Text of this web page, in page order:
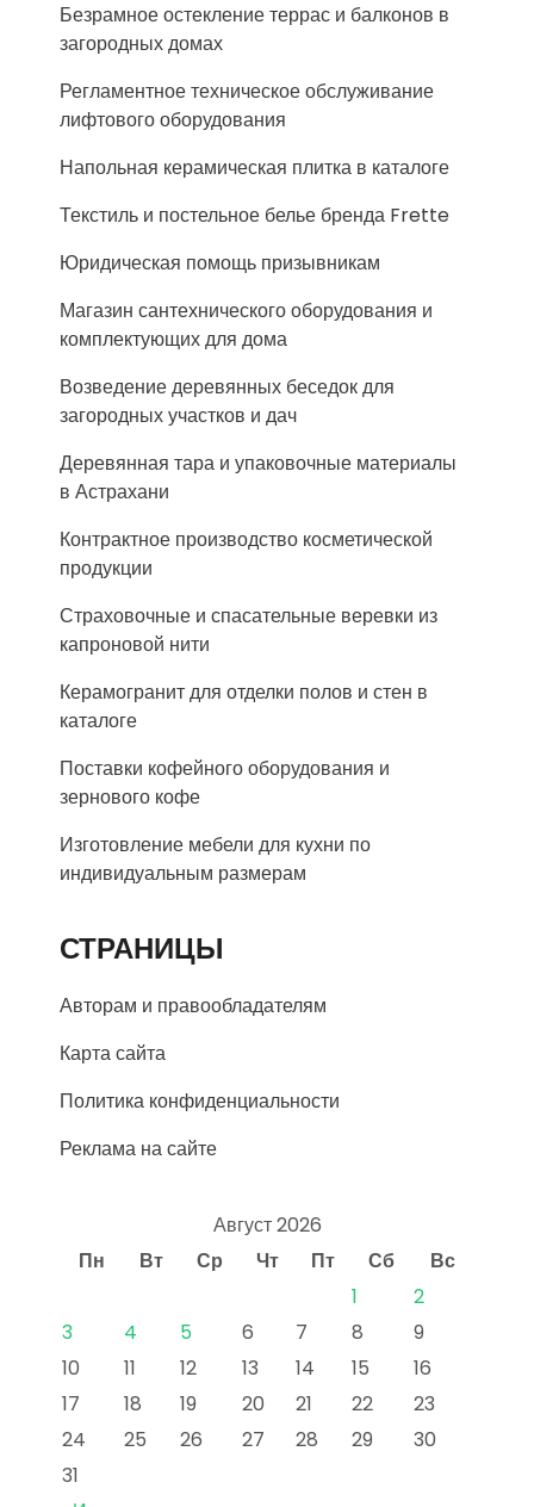
Безрамное остекление террас и балконов в
загородных домах
Регламентное техническое обслуживание
лифтового оборудования
Напольная керамическая плитка в каталоге
Текстиль и постельное белье бренда Frette
Юридическая помощь призывникам
Магазин сантехнического оборудования и
комплектующих для дома
Возведение деревянных беседок для
загородных участков и дач
Деревянная тара и упаковочные материалы
в Астрахани
Контрактное производство косметической
продукции
Страховочные и спасательные веревки из
капроновой нити
Керамогранит для отделки полов и стен в
каталоге
Поставки кофейного оборудования и
зернового кофе
Изготовление мебели для кухни по
индивидуальным размерам
СТРАНИЦЫ
Авторам и правообладателям
Карта сайта
Политика конфиденциальности
Реклама на сайте
Август 2026
Пн
Вт Ср Чт Пт Сб
Вс
1
2
3
4 5 6 7 8
9
10
11 12 13 14 15
16
17
18 19 20 21 22
23
24
25 26 27 28 29
30
31